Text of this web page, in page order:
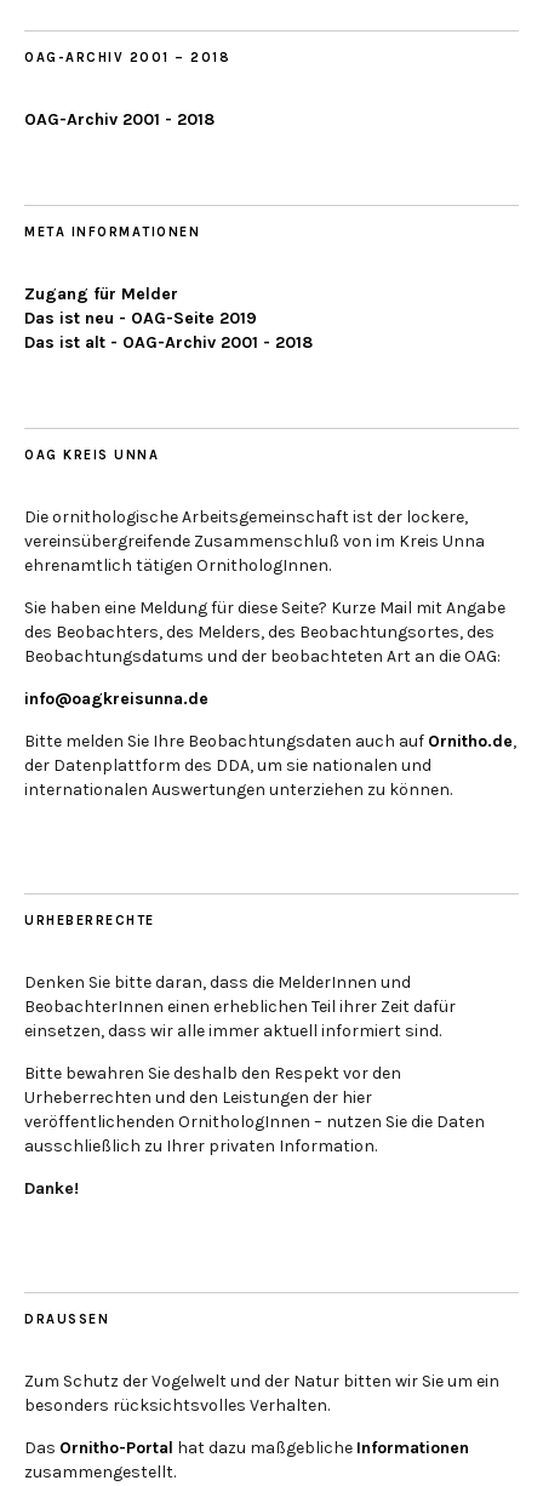
OAG-ARCHIV 2001 – 2018
OAG-Archiv 2001 - 2018
META INFORMATIONEN
Zugang für Melder
Das ist neu - OAG-Seite 2019
Das ist alt - OAG-Archiv 2001 - 2018
OAG KREIS UNNA
Die ornithologische Arbeitsgemeinschaft ist der lockere,
vereinsübergreifende Zusammenschluß von im Kreis Unna
ehrenamtlich tätigen OrnithologInnen.
Sie haben eine Meldung für diese Seite? Kurze Mail mit Angabe
des Beobachters, des Melders, des Beobachtungsortes, des
Beobachtungsdatums und der beobachteten Art an die OAG:
info@oagkreisunna.de
Bitte melden Sie Ihre Beobachtungsdaten auch auf Ornitho.de,
der Datenplattform des DDA, um sie nationalen und
internationalen Auswertungen unterziehen zu können.
URHEBERRECHTE
Denken Sie bitte daran, dass die MelderInnen und
BeobachterInnen einen erheblichen Teil ihrer Zeit dafür
einsetzen, dass wir alle immer aktuell informiert sind.
Bitte bewahren Sie deshalb den Respekt vor den
Urheberrechten und den Leistungen der hier
veröffentlichenden OrnithologInnen – nutzen Sie die Daten
ausschließlich zu Ihrer privaten Information.
Danke!
DRAUSSEN
Zum Schutz der Vogelwelt und der Natur bitten wir Sie um ein
besonders rücksichtsvolles Verhalten.
Das Ornitho-Portal hat dazu maßgebliche Informationen
zusammengestellt.